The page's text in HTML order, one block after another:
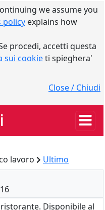
we assume you
policy explains how
procedi, accetti questa
sui cookieti spieghera'
Close / Chiudi
lavoro Ultimo
Disponibile al